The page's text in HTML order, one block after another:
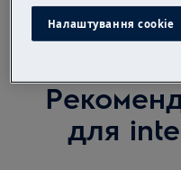
для
Налаштування cookie